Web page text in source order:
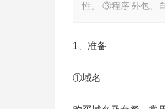
性。 ③程序 外包、
1、准备
①域名